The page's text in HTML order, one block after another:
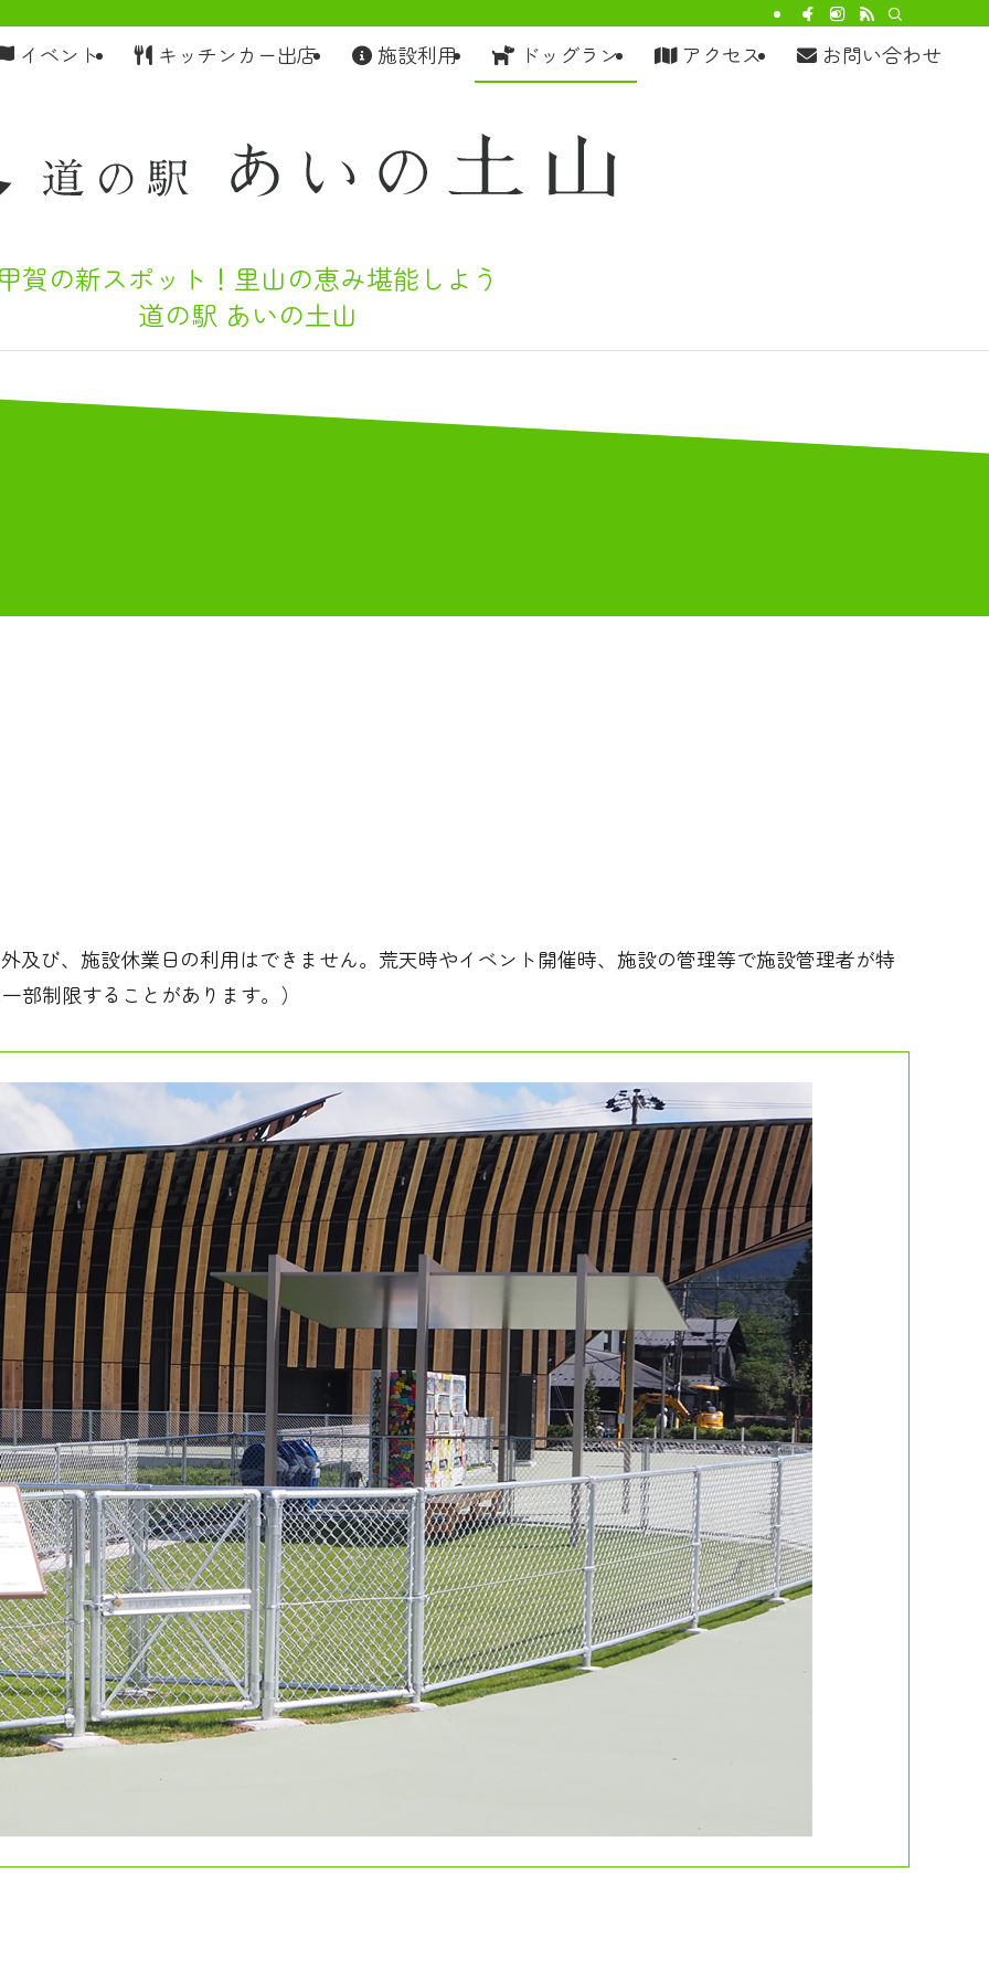
イベント キッチンカー出店 施設利用 ドッグラン アクセス お問い合わせ
賀の新スポット！里山の恵み堪能しよう
道の駅 あいの土山
及び、施設休業日の利用はできません。荒天時やイベント開催時、施設の管理等で施設管理者が特
部制限することがあります。）